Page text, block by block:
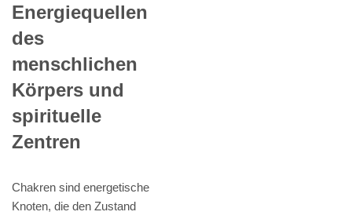
Energiequellen
des
menschlichen
Körpers und
spirituelle
Zentren
Chakren sind energetische
Knoten, die den Zustand